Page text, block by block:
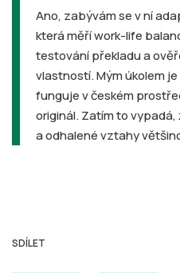
Ano, zabývám se v ní
která měří work-life
testování překladu a
vlastností. Mým úkolem
funguje v českém
originál. Zatím to
a odhalené vztahy
SDÍLET